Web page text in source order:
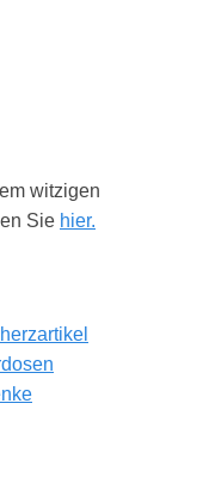
witzigen
Sie hier.